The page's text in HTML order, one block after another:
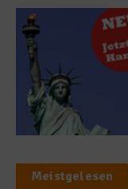
Meistgelesen